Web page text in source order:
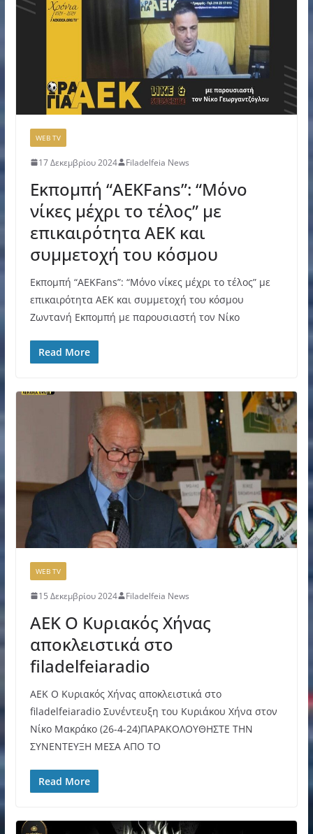
WEB TV
17 Δεκεμβρίου 2024 Filadelfeia News
Εκπομπή “AEKFans”: “Μόνο
νίκες μέχρι το τέλος” με
επικαιρότητα ΑΕΚ και
συμμετοχή του κόσμου
Εκπομπή “AEKFans”: “Μόνο νίκες μέχρι το τέλος” με
επικαιρότητα ΑΕΚ και συμμετοχή του κόσμου
Ζωντανή Εκπομπή με παρουσιαστή τον Νίκο
Read More
WEB TV
15 Δεκεμβρίου 2024 Filadelfeia News
AEK Ο Κυριακός Χήνας
αποκλειστικά στο
filadelfeiaradio
AEK Ο Κυριακός Χήνας αποκλειστικά στο
filadelfeiaradio Συνέντευξη του Κυριάκου Χήνα στον
Νίκο Μακράκο (26-4-24)ΠΑΡΑΚΟΛΟΥΘΗΣΤΕ ΤΗΝ
ΣΥΝΕΝΤΕΥΞΗ ΜΕΣΑ ΑΠΟ ΤΟ
Read More